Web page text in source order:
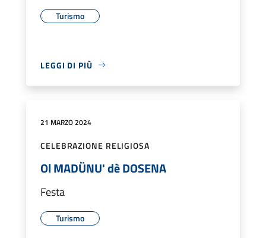
Turismo
LEGGI DI PIÙ
21 MARZO 2024
CELEBRAZIONE RELIGIOSA
Ol MADÜNU' dè DOSENA
Festa
Turismo